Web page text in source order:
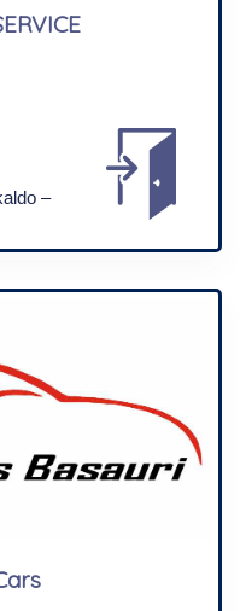
–